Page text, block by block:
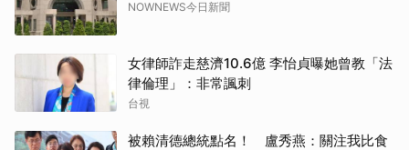
NOWNEWS今日新聞
女律師詐走慈濟10.6億 李怡貞曝她曾教「法
律倫理」：非常諷刺
台視
被賴清德總統點名！ 盧秀燕：關注我比食